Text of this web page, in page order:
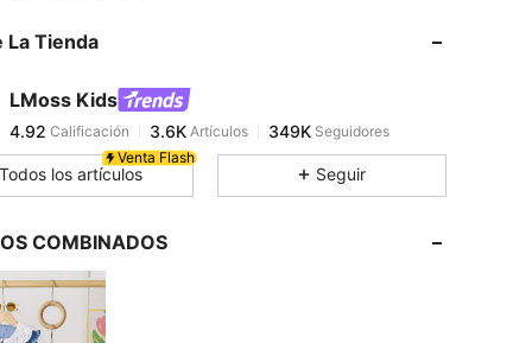
La Tienda
LMoss Kids
4.92
Calificación 3.6KArtículos
r***4pagó Hace 1 día
4.92 349K
4.92 3.6K
4.92
Venta Flash
Todos los artículos Seguir
COMBINADOS